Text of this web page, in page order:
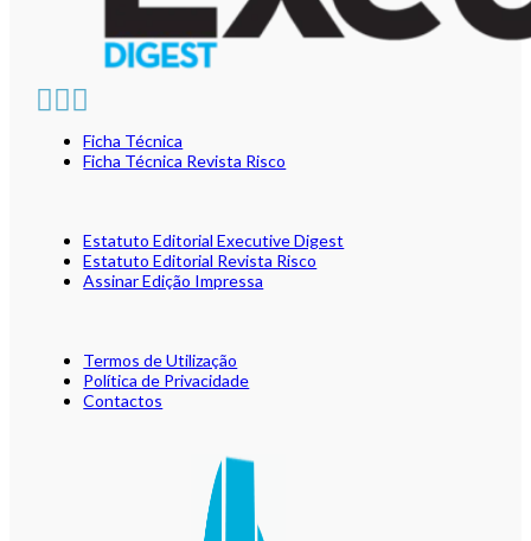
Ficha Técnica
Ficha Técnica Revista Risco
Estatuto Editorial Executive Digest
Estatuto Editorial Revista Risco
Assinar Edição Impressa
Termos de Utilização
Política de Privacidade
Contactos